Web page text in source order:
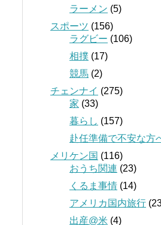
ラーメン (5)
スポーツ (156)
ラグビー (106)
相撲 (17)
競馬 (2)
チェンナイ (275)
家 (33)
暮らし (157)
赴任準備で不安な方
メリケン国 (116)
おうち関連 (23)
くるま事情 (14)
アメリカ国内旅行
出産@米 (4)